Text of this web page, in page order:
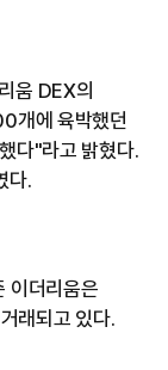
움 DEX의
개에 육박했던
다"라고 밝혔다.
다.
이더리움은
래되고 있다.